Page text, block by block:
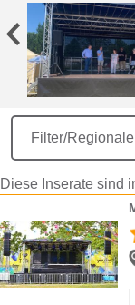
Filter/
Diese Inserate sind